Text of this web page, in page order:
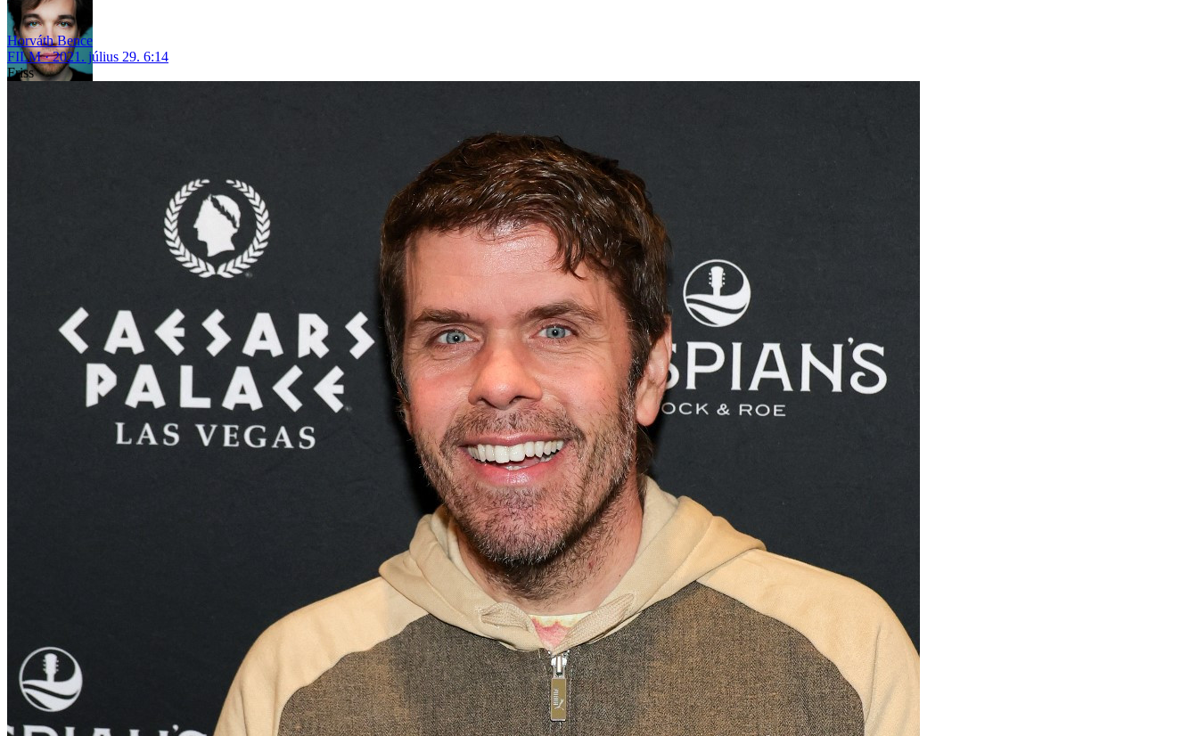
Horváth Bence
FILM
2021. július 29. 6:14
Friss